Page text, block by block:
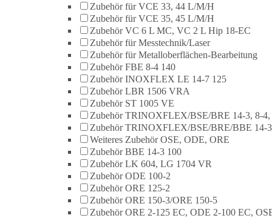
Zubehör für VCE 33, 44 L/M/H
Zubehör für VCE 35, 45 L/M/H
Zubehör VC 6 L MC, VC 2 L Hip 18-EC
Zubehör für Messtechnik/Laser
Zubehör für Metalloberflächen-Bearbeitung
Zubehör FBE 8-4 140
Zubehör INOXFLEX LE 14-7 125
Zubehör LBR 1506 VRA
Zubehör ST 1005 VE
Zubehör TRINOXFLEX/BSE/BRE 14-3, 8-
Zubehör TRINOXFLEX/BSE/BRE/BBE 14-3
Weiteres Zubehör OSE, ODE, ORE
Zubehör BBE 14-3 100
Zubehör LK 604, LG 1704 VR
Zubehör ODE 100-2
Zubehör ORE 125-2
Zubehör ORE 150-3/ORE 150-5
Zubehör ORE 2-125 EC, ODE 2-100 EC,